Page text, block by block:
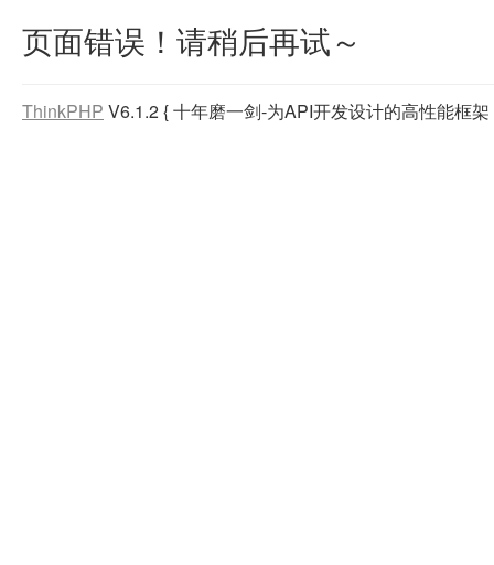
页面错误！请稍后再试～
ThinkPHP V6.1.2{ 十年磨一剑-为API开发设计的高性能框架